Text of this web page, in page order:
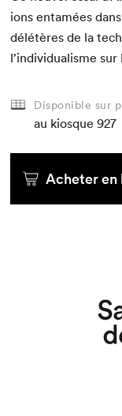
ions entamées
délétères de la
l’individualisme
Disponible sur
au kiosque 927
Acheter en